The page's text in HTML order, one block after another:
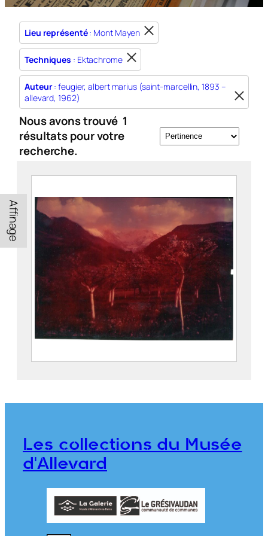
Lieu représenté: Mont Mayen
Techniques : Ektachrome
Auteur: feugier, albert marius (saint-marcellin, 1893 –
allevard, 1962)
Nous avons trouvé 1
résultats pour votre
recherche.
Affinage
Arbres en fleurs. Au fond le Gleyzin et le
FEUGIER, Albert Marius (Saint-
Eastman Kodak Company Dit Kodak
CE2020.1.144
Les collections du Musée
d'Allevard